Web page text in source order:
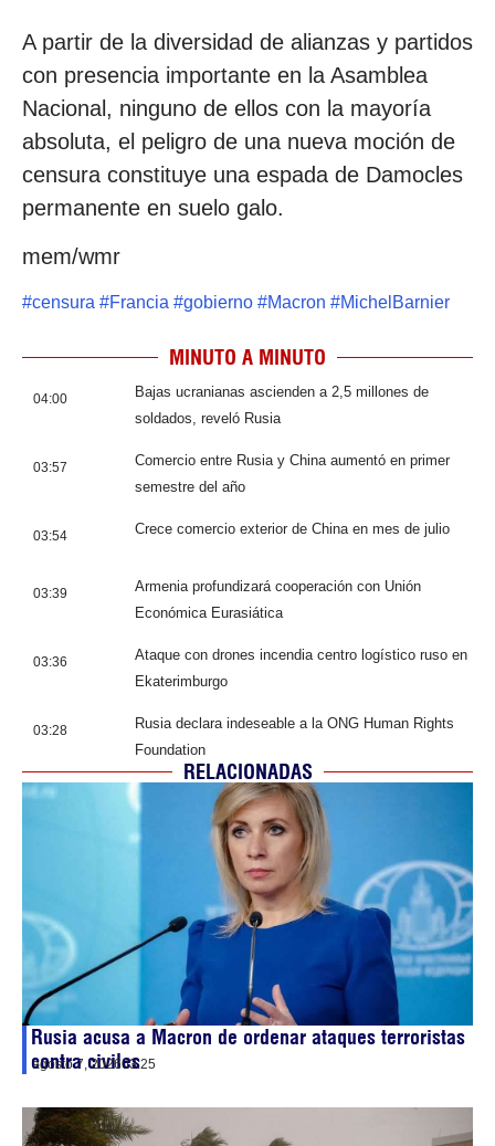
A partir de la diversidad de alianzas y partidos
con presencia importante en la Asamblea
Nacional, ninguno de ellos con la mayoría
absoluta, el peligro de una nueva moción de
censura constituye una espada de Damocles
permanente en suelo galo.
mem/wmr
#censura #Francia #gobierno #Macron #MichelBarnier
MINUTO A MINUTO
04:00
Bajas ucranianas ascienden a 2,5 millones de
soldados, reveló Rusia
03:57
Comercio entre Rusia y China aumentó en primer
semestre del año
03:54 Crece comercio exterior de China en mes de julio
03:39
Armenia profundizará cooperación con Unión
Económica Eurasiática
03:36
Ataque con drones incendia centro logístico ruso en
Ekaterimburgo
03:28
Rusia declara indeseable a la ONG Human Rights
Foundation
RELACIONADAS
Rusia acusa a Macron de ordenar ataques terroristas
contra civiles
agosto 7, 202603:25